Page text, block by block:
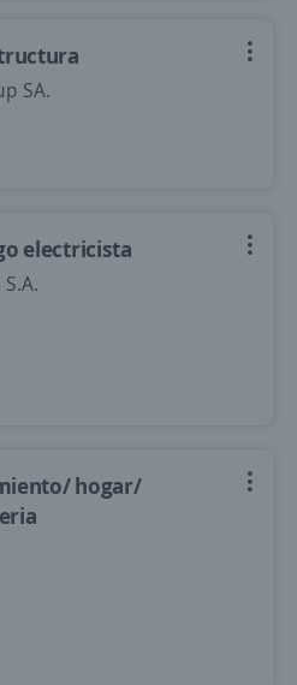
SA.
electricista
hogar/